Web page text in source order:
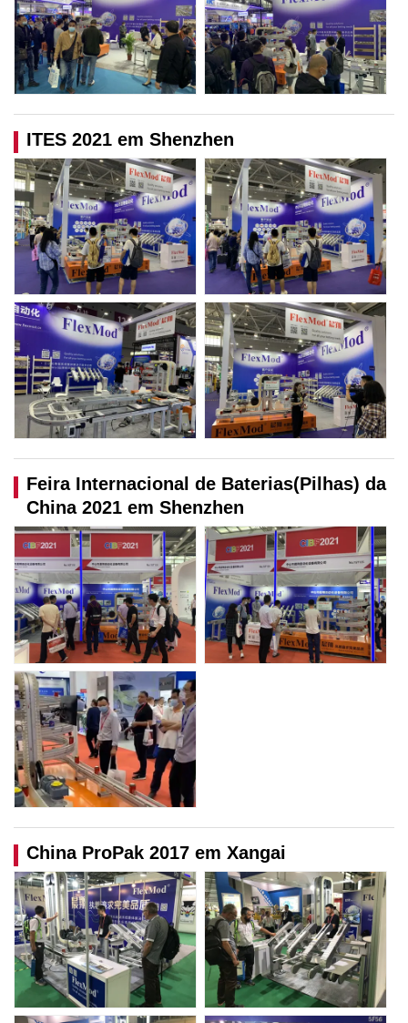
ITES 2021 em Shenzhen
Feira Internacional de Baterias(Pilhas) da
China 2021 em Shenzhen
China ProPak 2017 em Xangai